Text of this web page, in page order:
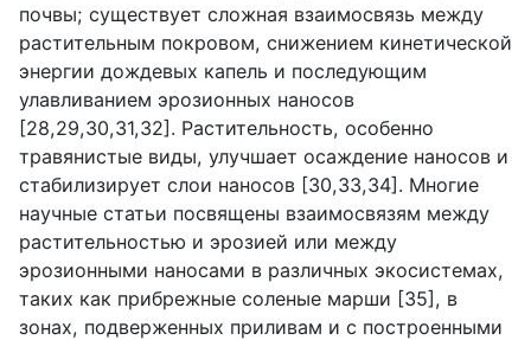
почвы; существует сложная взаимосвязь между
растительным покровом, снижением кинетической
энергии дождевых капель и последующим
улавливанием эрозионных наносов
[28,29,30,31,32]. Растительность, особенно
травянистые виды, улучшает осаждение наносов и
стабилизирует слои наносов [30,33,34]. Многие
научные статьи посвящены взаимосвязям между
растительностью и эрозией или между
эрозионными наносами в различных экосистемах,
таких как прибрежные соленые марши [35], в
зонах, подверженных приливам и с построенными